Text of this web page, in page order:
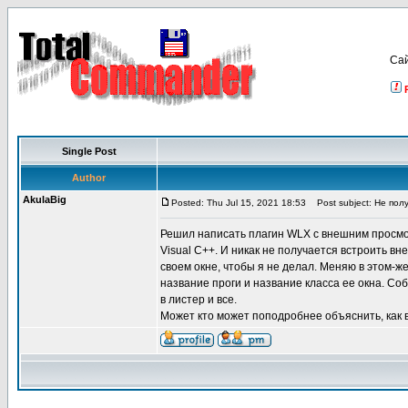
Single Post
Author
AkulaBig
Posted: Thu Jul 15, 2021 18:53 Post subject: Не
Решил написать плагин WLX с внешним
Visual C++. И никак не получается встроить
своем окне, чтобы я не делал. Меняю в этом-
название проги и название класса ее окна.
в листер и все.
Может кто может поподробнее объяснить, как